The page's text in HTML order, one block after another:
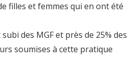
filles et femmes qui en ont été
des MGF et près de 25% des
soumises à cette pratique